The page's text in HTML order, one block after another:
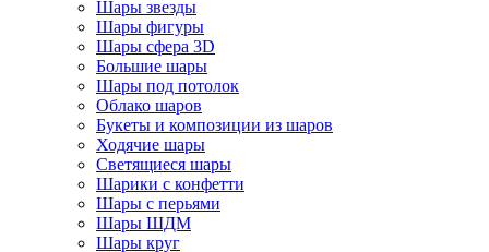
Шары звезды
Шары фигуры
Шары сфера 3D
Большие шары
Шары под потолок
Облако шаров
Букеты и композиции из шаров
Ходячие шары
Светящиеся шары
Шарики с конфетти
Шары с перьями
Шары ШДМ
Шары круг